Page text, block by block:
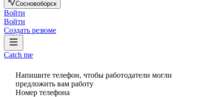
Сосновоборск
Войти
Войти
Создать резюме
Catch me
Напишите телефон, чтобы работодатели могли
предложить вам работу
Номер телефона